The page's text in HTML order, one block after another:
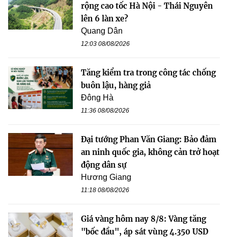
rộng cao tốc Hà Nội - Thái Nguyên
lên 6 làn xe?
Quang Dân
12:03 08/08/2026
Tăng kiểm tra trong công tác chống
buôn lậu, hàng giả
Đông Hà
11:36 08/08/2026
Đại tướng Phan Văn Giang: Bảo đảm
an ninh quốc gia, không cản trở hoạt
động dân sự
Hương Giang
11:18 08/08/2026
Giá vàng hôm nay 8/8: Vàng tăng
"bốc đầu", áp sát vùng 4.350 USD